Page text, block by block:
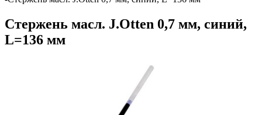
Стержень масл. J.Otten 0,7 мм, синий,
L=136 мм